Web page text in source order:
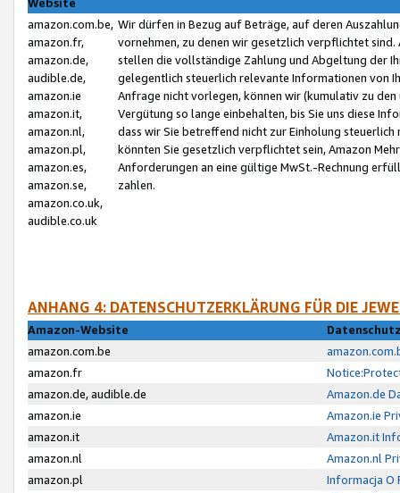
amazon.com.be,
amazon.fr,
amazon.de,
audible.de,
amazon.ie
amazon.it,
amazon.nl,
amazon.pl,
amazon.es,
amazon.se,
amazon.co.uk,
audible.co.uk
Wir dürfen in Bezug auf Beträge, auf deren
vornehmen, zu denen wir gesetzlich verpflichtet
stellen die vollständige Zahlung und Abgeltung der
gelegentlich steuerlich relevante Informationen von
Anfrage nicht vorlegen, können wir (kumulativ zu
Vergütung so lange einbehalten, bis Sie uns diese
dass wir Sie betreffend nicht zur Einholung
könnten Sie gesetzlich verpflichtet sein, Amazon
Anforderungen an eine gültige MwSt.-Rechnung
zahlen.
ANHANG 4: DATENSCHUTZERKLÄRUNG FÜR DIE
Amazon-Website
amazon.com.be
amazon.fr
amazon.de, audible.de
Amazon.de
amazon.ie
Amazon.ie
amazon.it
Amazon.it
amazon.nl
Amazon.nl
amazon.pl
Informacja O